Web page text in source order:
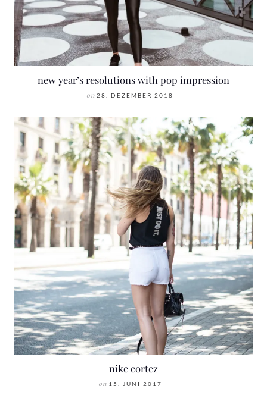
new year’s resolutions with pop impression
on 28. DEZEMBER 2018
nike cortez
on 15. JUNI 2017